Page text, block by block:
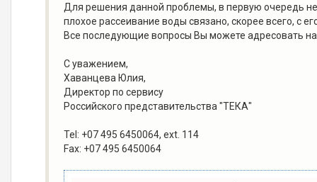
Для решения данной проблемы, в первую очередь
плохое рассеивание воды связано, скорее всего, с
Все последующие вопросы Вы можете адресовать
С уважением,
Хаванцева Юлия,
Директор по сервису
Российского представительства "ТЕКА"
Tel: +07 495 6450064, ext. 114
Fax: +07 495 6450064